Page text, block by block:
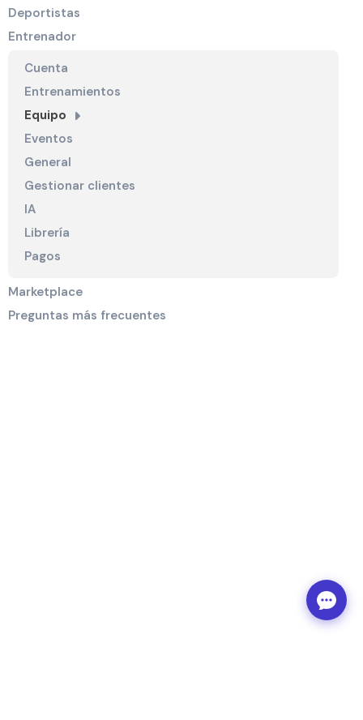
Deportistas
Entrenador
Cuenta
Entrenamientos
Equipo
Eventos
General
Gestionar clientes
IA
Librería
Pagos
Marketplace
Preguntas más frecuentes